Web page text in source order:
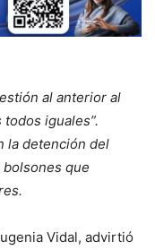
al anterior al
iguales”.
la detención del
que
Vidal, advirtió